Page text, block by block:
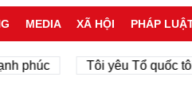
MEDIA XÃ HỘI PHÁP
Tôi yêu Tổ quốc tôi